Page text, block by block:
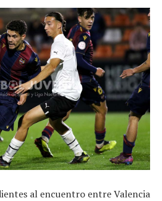
al encuentro entre Valencia